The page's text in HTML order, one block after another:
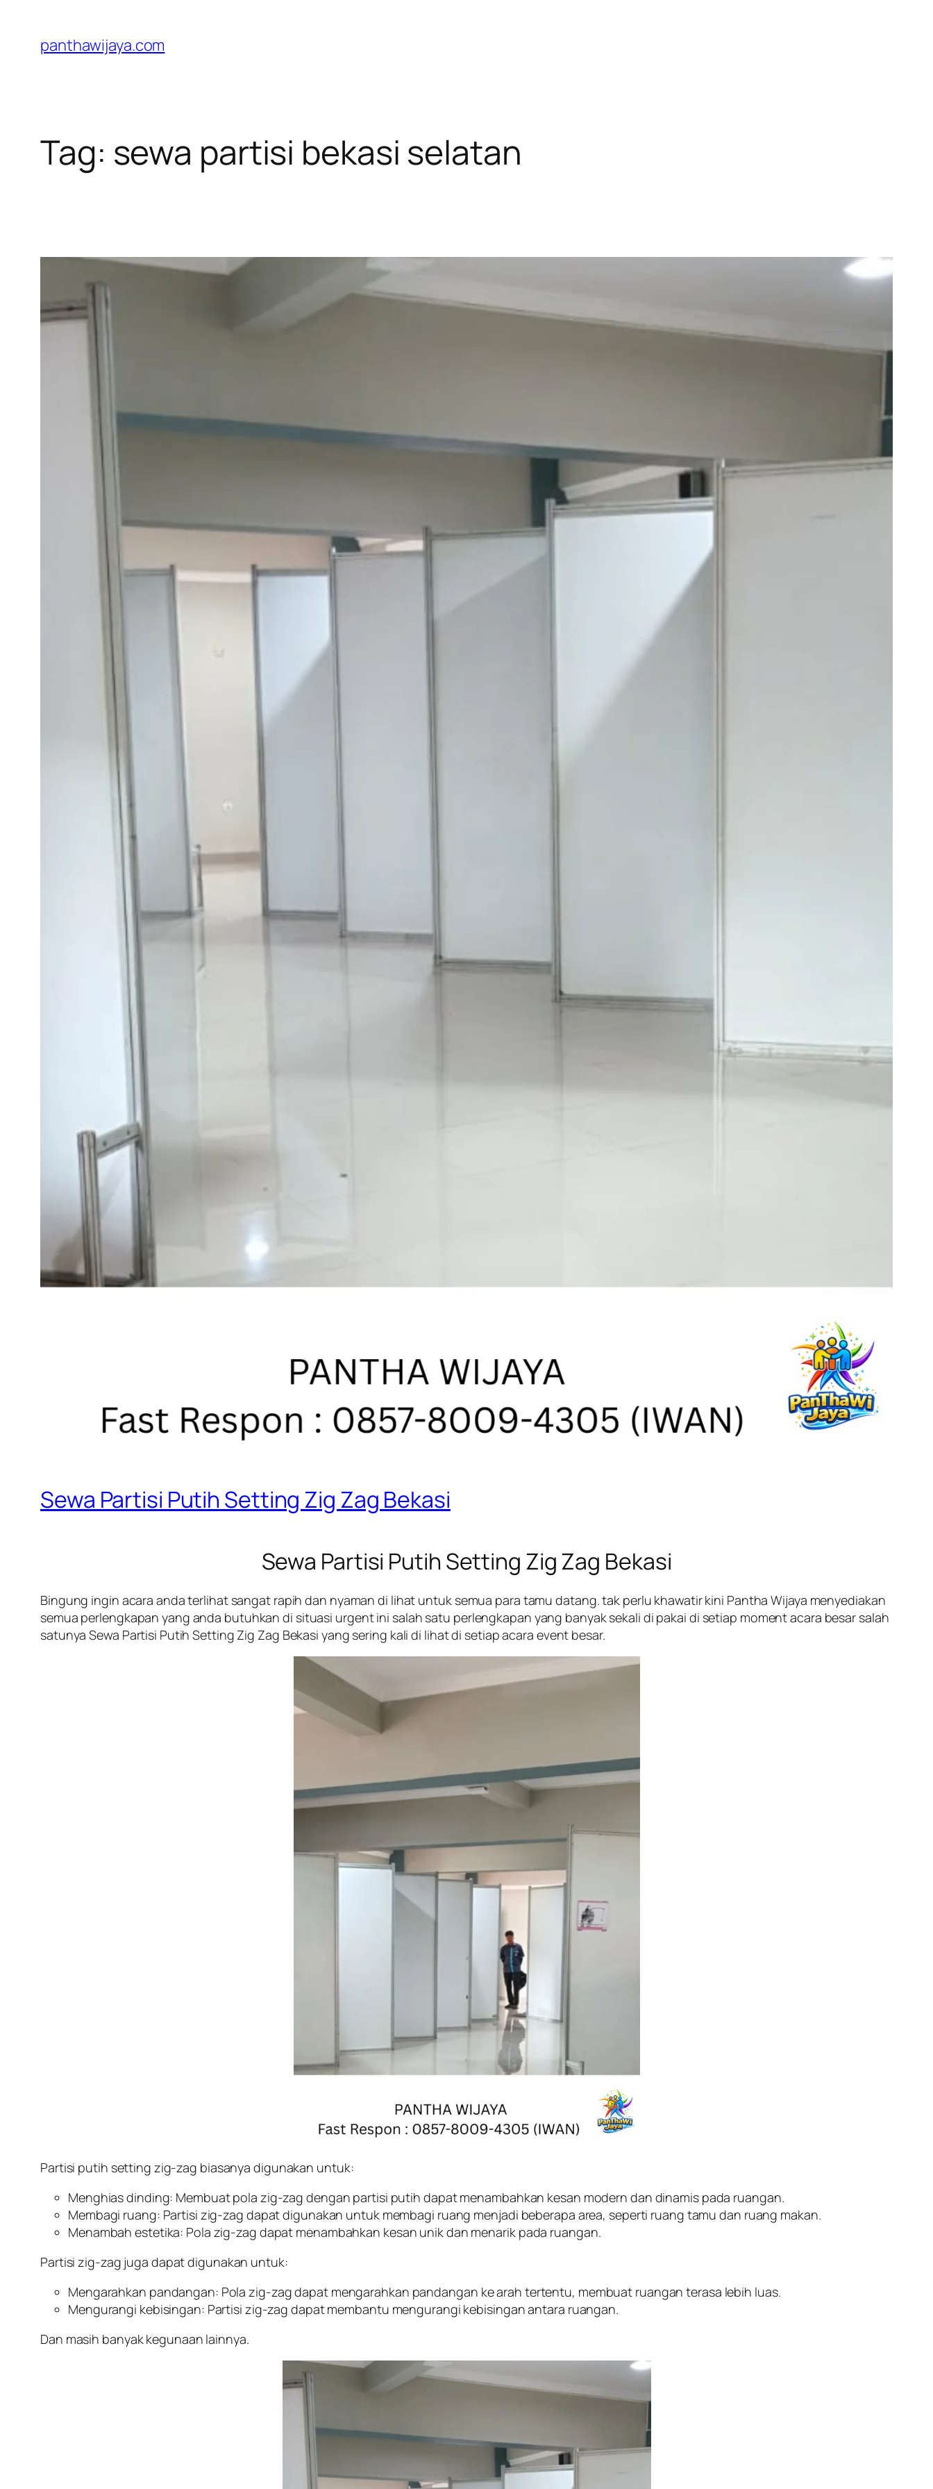
konten
panthawijaya.com
Tag: sewa partisi bekasi selatan
Sewa Partisi Putih Setting Zig Zag Bekasi
Sewa Partisi Putih Setting Zig Zag Bekasi
Bingung ingin acara anda terlihat sangat rapih dan nyaman di lihat untuk semua para tamu datang. tak perlu khawatir kini Pantha Wijaya menyediakan
semua perlengkapan yang anda butuhkan di situasi urgent ini salah satu perlengkapan yang banyak sekali di pakai di setiap moment acara besar salah
satunya Sewa Partisi Putih Setting Zig Zag Bekasi yang sering kali di lihat di setiap acara event besar.
Partisi putih setting zig-zag biasanya digunakan untuk:
Menghias dinding: Membuat pola zig-zag dengan partisi putih dapat menambahkan kesan modern dan dinamis pada ruangan.
Membagi ruang: Partisi zig-zag dapat digunakan untuk membagi ruang menjadi beberapa area, seperti ruang tamu dan ruang makan.
Menambah estetika: Pola zig-zag dapat menambahkan kesan unik dan menarik pada ruangan.
Partisi zig-zag juga dapat digunakan untuk:
Mengarahkan pandangan: Pola zig-zag dapat mengarahkan pandangan ke arah tertentu, membuat ruangan terasa lebih luas.
Mengurangi kebisingan: Partisi zig-zag dapat membantu mengurangi kebisingan antara ruangan.
Dan masih banyak kegunaan lainnya.